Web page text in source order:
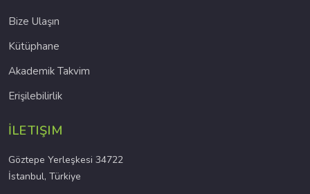
Bize Ulaşın
Kütüphane
Akademik Takvim
Erişilebilirlik
İLETIŞIM
Göztepe Yerleşkesi 34722
İstanbul, Türkiye